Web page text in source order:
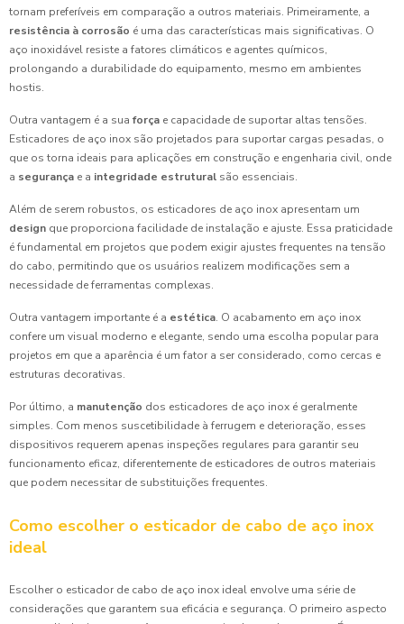
tornam preferíveis em comparação a outros materiais. Primeiramente, a
resistência à corrosão é uma das características mais significativas. O
aço inoxidável resiste a fatores climáticos e agentes químicos,
prolongando a durabilidade do equipamento, mesmo em ambientes
hostis.
Outra vantagem é a sua força e capacidade de suportar altas tensões.
Esticadores de aço inox são projetados para suportar cargas pesadas, o
que os torna ideais para aplicações em construção e engenharia civil, onde
a segurança e a integridade estrutural são essenciais.
Além de serem robustos, os esticadores de aço inox apresentam um
design que proporciona facilidade de instalação e ajuste. Essa praticidade
é fundamental em projetos que podem exigir ajustes frequentes na tensão
do cabo, permitindo que os usuários realizem modificações sem a
necessidade de ferramentas complexas.
Outra vantagem importante é a estética. O acabamento em aço inox
confere um visual moderno e elegante, sendo uma escolha popular para
projetos em que a aparência é um fator a ser considerado, como cercas e
estruturas decorativas.
Por último, a manutenção dos esticadores de aço inox é geralmente
simples. Com menos suscetibilidade à ferrugem e deterioração, esses
dispositivos requerem apenas inspeções regulares para garantir seu
funcionamento eficaz, diferentemente de esticadores de outros materiais
que podem necessitar de substituições frequentes.
Como escolher o esticador de cabo de aço inox
ideal
Escolher o esticador de cabo de aço inox ideal envolve uma série de
considerações que garantem sua eficácia e segurança. O primeiro aspecto